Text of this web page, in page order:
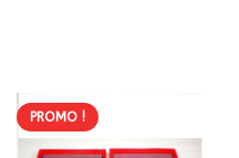
PROMO !